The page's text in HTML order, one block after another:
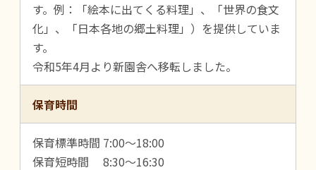
す。例：「絵本に出てくる料理」、「世界の食文
化」、「日本各地の郷土料理」）を提供していま
す。
令和5年4月より新園舎へ移転しました。
保育時間
保育標準時間 7:00～18:00
保育短時間 8:30～16:30